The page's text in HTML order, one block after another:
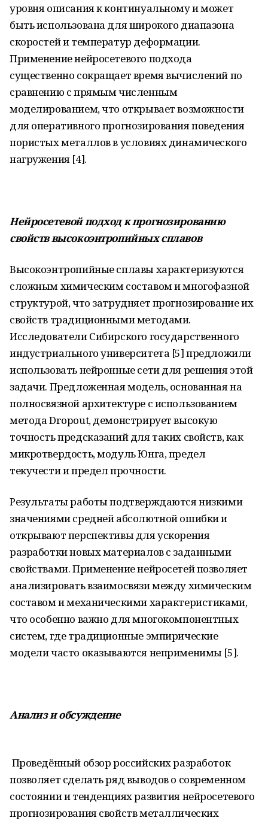
уровня описания к континуальному и может
быть использована для широкого диапазона
скоростей и температур деформации.
Применение нейросетевого подхода
существенно сокращает время вычислений по
сравнению с прямым численным
моделированием, что открывает возможности
для оперативного прогнозирования поведения
пористых металлов в условиях динамического
нагружения [4].
Нейросетевой подход к прогнозированию
свойстввысокоэнтропийныхсплавов
Высокоэнтропийные сплавы характеризуются
сложным химическим составом и многофазной
структурой, что затрудняет прогнозирование их
свойств традиционными методами.
Исследователи Сибирского государственного
индустриального университета [5] предложили
использовать нейронные сети для решения этой
задачи. Предложенная модель, основанная на
полносвязной архитектуре с использованием
метода Dropout, демонстрирует высокую
точность предсказаний для таких свойств, как
микротвердость, модуль Юнга, предел
текучести и предел прочности.
Результаты работы подтверждаются низкими
значениями средней абсолютной ошибки и
открывают перспективы для ускорения
разработки новых материалов с заданными
свойствами. Применение нейросетей позволяет
анализировать взаимосвязи между химическим
составом и механическими характеристиками,
что особенно важно для многокомпонентных
систем, где традиционные эмпирические
модели часто оказываются неприменимы [5].
Анализи обсуждение
Проведённый обзор российских разработок
позволяет сделать ряд выводов о современном
состоянии и тенденциях развития нейросетевого
прогнозирования свойств металлических